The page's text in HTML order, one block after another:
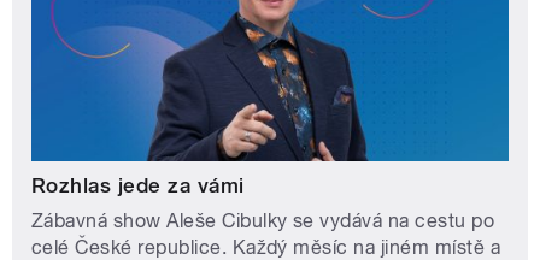
Rozhlas jede za vámi
Zábavná show Aleše Cibulky se vydává na cestu po
celé České republice. Každý měsíc na jiném místě a